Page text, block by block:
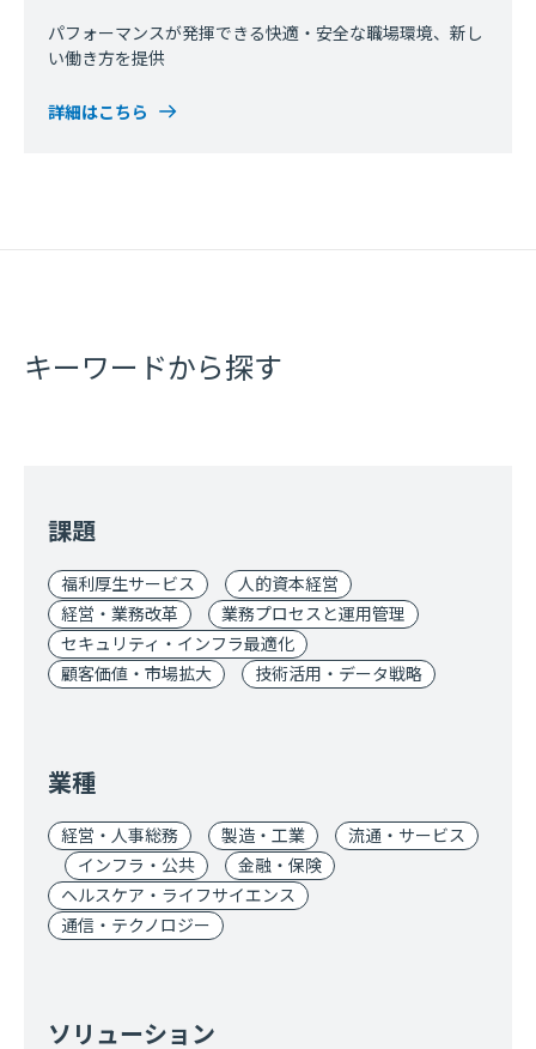
パフォーマンスが発揮できる快適・安全な職場環境、新し
い働き方を提供
詳細はこちら
キーワードから探す
課題
福利厚生サービス
人的資本経営
経営・業務改革
業務プロセスと運用管理
セキュリティ・インフラ最適化
顧客価値・市場拡大
技術活用・データ戦略
業種
経営・人事総務 製造・工業
流通・サービス
インフラ・公共
金融・保険
ヘルスケア・ライフサイエンス
通信・テクノロジー
ソリューション